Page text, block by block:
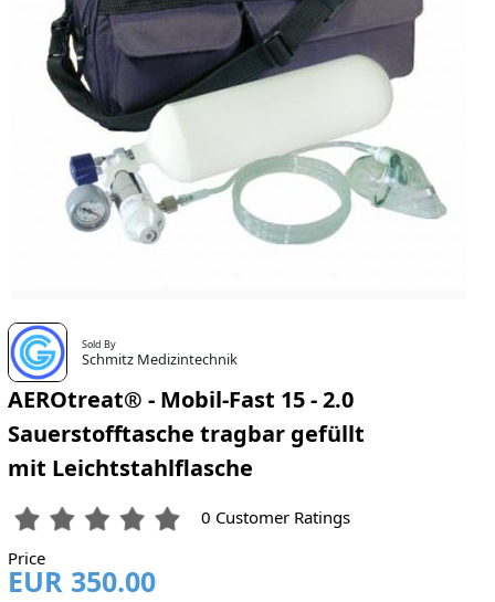
Sold By
Schmitz Medizintechnik
AEROtreat® - Mobil-Fast 15 - 2.0
Sauerstofftasche tragbar gefüllt
mit Leichtstahlflasche
0 Customer Ratings
Price
EUR 350.00